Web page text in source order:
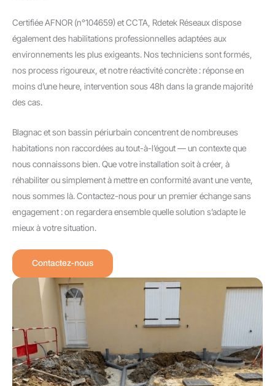
Certifiée AFNOR (n°104659) et CCTA, Rdetek Réseaux dispose
également des habilitations professionnelles adaptées aux
environnements les plus exigeants. Nos techniciens sont formés,
nos process rigoureux, et notre réactivité concrète : réponse en
moins d’une heure, intervention sous 48h dans la grande majorité
des cas.
Blagnac et son bassin périurbain concentrent de nombreuses
habitations non raccordées au tout-à-l’égout — un contexte que
nous connaissons bien. Que votre installation soit à créer, à
réhabiliter ou simplement à mettre en conformité avant une vente,
nous sommes là. Contactez-nous pour un premier échange sans
engagement : on regardera ensemble quelle solution s’adapte le
mieux à votre situation.
Contactez-nous